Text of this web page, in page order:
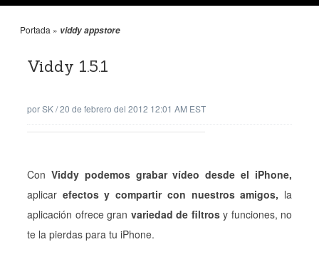
Portada » viddy appstore
Viddy 1.5.1
porSK/20 de febrero del 2012 12:01 AM EST
Con Viddy podemos grabar vídeo desde el iPhone,
aplicar efectos y compartir con nuestros amigos, la
aplicación ofrece gran variedad de filtrosy funciones, no
te la pierdas para tu iPhone.